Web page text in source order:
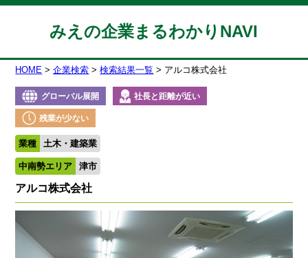
みえの企業まるわかりNAVI
HOME 企業検索 検索結果一覧 アルコ株式会社
グローバル展開 社長と距離が近い
残業が少ない
業種 土木・建築業
中南勢エリア 津市
アルコ株式会社